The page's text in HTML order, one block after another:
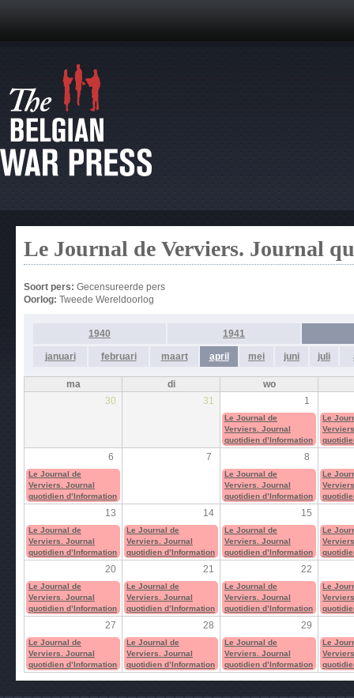
Le Journal de Verviers. Journal
Soort pers: Gecensureerde pers
Oorlog: Tweede Wereldoorlog
1940 1941
januari februari maart april mei juni juli
ma di
wo
30
31 1
Le Journal de
Verviers. Journal
quotidien d’Information
Le
6 7 8
Le Journal de
Verviers. Journal
quotidien d’Information
Le Journal de
Verviers. Journal
quotidien d’Information
Le
13 14 15
Le Journal de
Verviers. Journal
quotidien d’Information
Le Journal de
Verviers. Journal
quotidien d’Information
Le Journal de
Verviers. Journal
quotidien d’Information
Le
20 21 22
Le Journal de
Verviers. Journal
quotidien d’Information
Le Journal de
Verviers. Journal
quotidien d’Information
Le Journal de
Verviers. Journal
quotidien d’Information
Le
27 28 29
Le Journal de
Verviers. Journal
quotidien d’Information
Le Journal de
Verviers. Journal
quotidien d’Information
Le Journal de
Verviers. Journal
quotidien d’Information
Le